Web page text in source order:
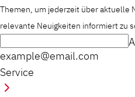
Themen, um jederzeit über aktuelle
relevante Neuigkeiten informiert zu
example@email.com
Service